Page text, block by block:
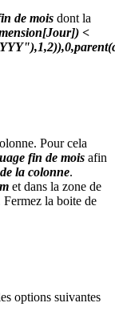
de mois dont la
<
Pour cela
fin de mois afin
la colonne.
et dans la zone de
Fermez la boite de
options suivantes